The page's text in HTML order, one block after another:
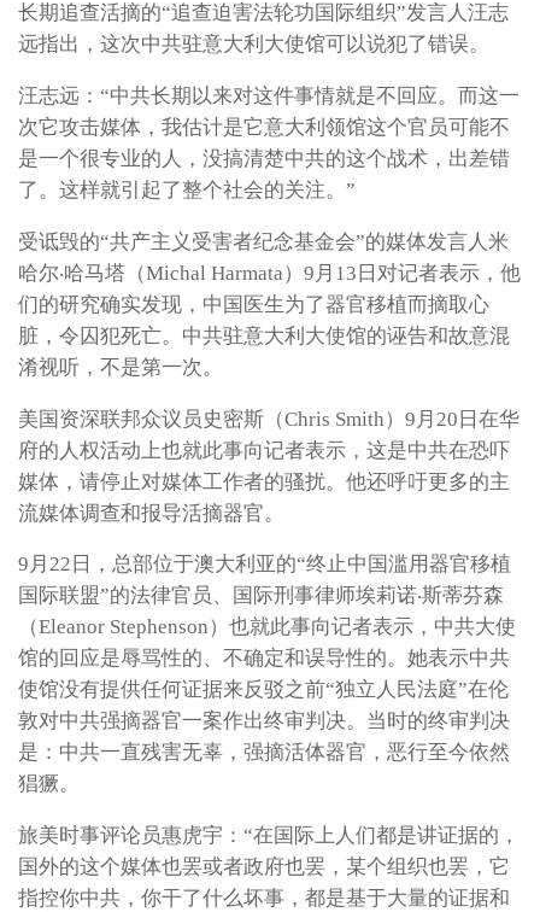
长期追查活摘的“追查迫害法轮功国际组织”发言人汪志
远指出，这次中共驻意大利大使馆可以说犯了错误。
汪志远：“中共长期以来对这件事情就是不回应。而这一
次它攻击媒体，我估计是它意大利领馆这个官员可能不
是一个很专业的人，没搞清楚中共的这个战术，出差错
了。这样就引起了整个社会的关注。”
受诋毁的“共产主义受害者纪念基金会”的媒体发言人米
哈尔‧哈马塔（Michal Harmata）9月13日对记者表示，他
们的研究确实发现，中国医生为了器官移植而摘取心
脏，令囚犯死亡。中共驻意大利大使馆的诬告和故意混
淆视听，不是第一次。
美国资深联邦众议员史密斯（Chris Smith）9月20日在华
府的人权活动上也就此事向记者表示，这是中共在恐吓
媒体，请停止对媒体工作者的骚扰。他还呼吁更多的主
流媒体调查和报导活摘器官。
9月22日，总部位于澳大利亚的“终止中国滥用器官移植
国际联盟”的法律官员、国际刑事律师埃莉诺‧斯蒂芬森
（Eleanor Stephenson）也就此事向记者表示，中共大使
馆的回应是辱骂性的、不确定和误导性的。她表示中共
使馆没有提供任何证据来反驳之前“独立人民法庭”在伦
敦对中共强摘器官一案作出终审判决。当时的终审判决
是：中共一直残害无辜，强摘活体器官，恶行至今依然
猖獗。
旅美时事评论员惠虎宇：“在国际上人们都是讲证据的，
国外的这个媒体也罢或者政府也罢，某个组织也罢，它
指控你中共，你干了什么坏事，都是基于大量的证据和